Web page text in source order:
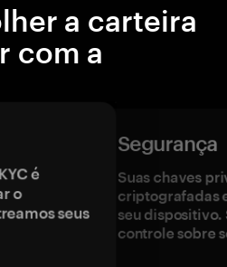
a carteira
com a
é
o
seus
Segurança
Suas chaves
criptografadas
seu dispositivo.
controle sobre